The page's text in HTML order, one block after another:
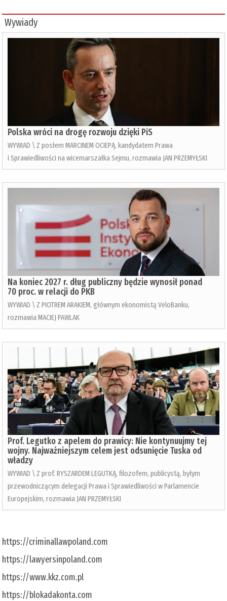
Wywiady
Polska wróci na drogę rozwoju dzięki PiS
WYWIAD \ Z posłem MARCINEM OCIEPĄ, kandydatem Prawa
i Sprawiedliwości na wicemarszałka Sejmu, rozmawia JAN PRZEMYŁSKI
Na koniec 2027 r. dług publiczny będzie wynosił ponad
70 proc. w relacji do PKB
WYWIAD \ Z PIOTREM ARAKIEM, głównym ekonomistą VeloBanku,
rozmawia MACIEJ PAWLAK
Prof. Legutko z apelem do prawicy: Nie kontynuujmy tej
wojny. Najważniejszym celem jest odsunięcie Tuska od
władzy
WYWIAD \ Z prof. RYSZARDEM LEGUTKĄ, filozofem, publicystą, byłym
przewodniczącym delegacji Prawa i Sprawiedliwości w Parlamencie
Europejskim, rozmawia JAN PRZEMYŁSKI
https://criminallawpoland.com
https://lawyersinpoland.com
https://www.kkz.com.pl
https://blokadakonta.com